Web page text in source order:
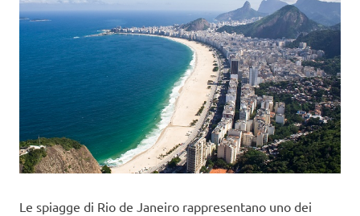
Le spiagge di Rio de Janeiro rappresentano uno dei